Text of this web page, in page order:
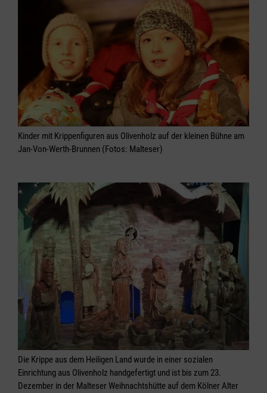
Kinder mit Krippenfiguren aus Olivenholz auf der kleinen Bühne am
Jan-Von-Werth-Brunnen (Fotos: Malteser)
Die Krippe aus dem Heiligen Land wurde in einer sozialen
Einrichtung aus Olivenholz handgefertigt und ist bis zum 23.
Dezember in der Malteser Weihnachtshütte auf dem Kölner Alter